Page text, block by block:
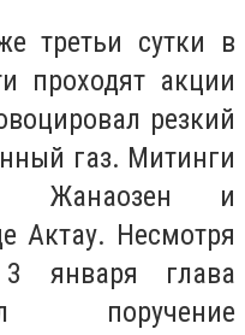
третьи сутки в
проходят акции
резкий
газ. Митинги
Жанаозен и
Актау. Несмотря
января глава
поручение